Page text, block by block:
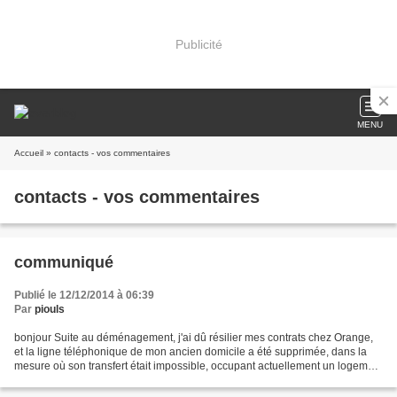
Publicité
MENU
Accueil » contacts - vos commentaires
contacts - vos commentaires
communiqué
Publié le 12/12/2014 à 06:39
Par piouls
bonjour Suite au déménagement, j'ai dû résilier mes contrats chez Orange,
et la ligne téléphonique de mon ancien domicile a été supprimée, dans la
mesure où son transfert était impossible, occupant actuellement un logement